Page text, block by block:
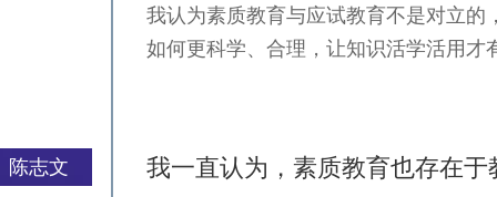
我认为素质教育与应试教育不是对立
如何更科学、合理，让知识活学活用才
陈志文 我一直认为，素质教育也存在